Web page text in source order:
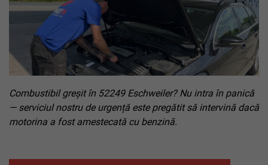
Combustibil greșit în 52249 Eschweiler? Nu intra în panică
— serviciul nostru de urgență este pregătit să intervină dacă
motorina a fost amestecată cu benzină.